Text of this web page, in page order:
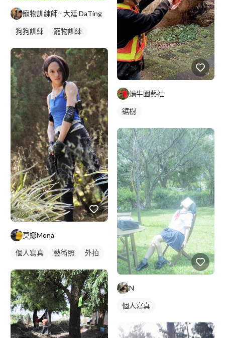
寵物訓練師 - 大廷 DaTing
狗狗訓練 寵物訓練
莫娜Mona
個人寫真 藝術照 外拍
蝸牛園藝社
鋸樹
N
個人寫真